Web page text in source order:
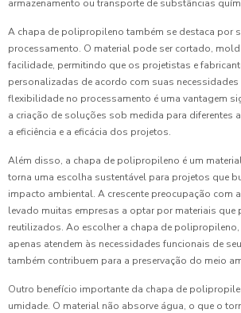
armazenamento ou transporte de substâncias
A chapa de polipropileno também se destaca por
processamento. O material pode ser cortado,
facilidade, permitindo que os projetistas e
personalizadas de acordo com suas necessidades
flexibilidade no processamento é uma vantagem
a criação de soluções sob medida para diferentes
a eficiência e a eficácia dos projetos.
Além disso, a chapa de polipropileno é um
torna uma escolha sustentável para projetos que
impacto ambiental. A crescente preocupação com
levado muitas empresas a optar por materiais que
reutilizados. Ao escolher a chapa de
apenas atendem às necessidades funcionais de
também contribuem para a preservação do meio
Outro benefício importante da chapa de
umidade. O material não absorve água, o que o